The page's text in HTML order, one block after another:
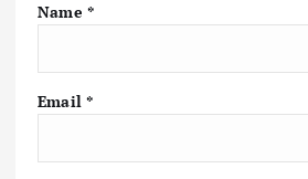
Name *
Email *